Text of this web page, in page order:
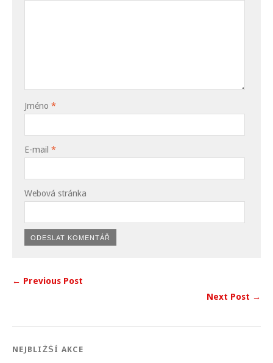
Jméno *
E-mail *
Webová stránka
← Previous Post
Next Post →
NEJBLIŽŠÍ AKCE